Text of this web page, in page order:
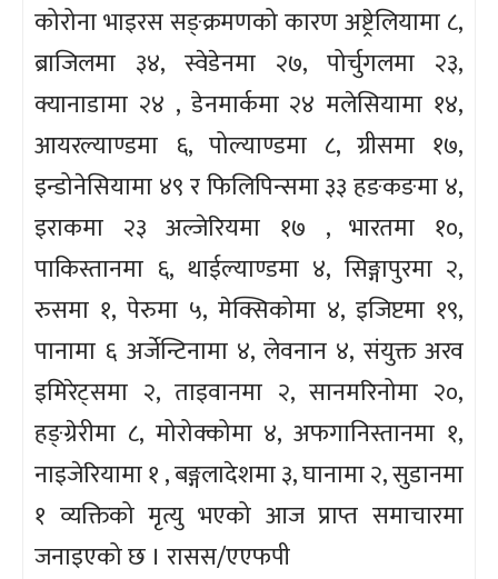
कोरोना भाइरस सङ्क्रमणको कारण अष्ट्रेलियामा ८,
ब्राजिलमा ३४, स्वेडेनमा २७, पोर्चुगलमा २३,
क्यानाडामा २४ , डेनमार्कमा २४ मलेसियामा १४,
आयरल्याण्डमा ६, पोल्याण्डमा ८, ग्रीसमा १७,
इन्डोनेसियामा ४९ र फिलिपिन्समा ३३ हङकङमा ४,
इराकमा २३ अल्जेरियमा १७ , भारतमा १०,
पाकिस्तानमा ६, थाईल्याण्डमा ४, सिङ्गापुरमा २,
रुसमा १, पेरुमा ५, मेक्सिकोमा ४, इजिप्टमा १९,
पानामा ६ अर्जेन्टिनामा ४, लेवनान ४, संयुक्त अरव
इमिरेट्समा २, ताइवानमा २, सानमरिनोमा २०,
हङ्ग्रेरीमा ८, मोरोक्कोमा ४, अफगानिस्तानमा १,
नाइजेरियामा १ , बङ्गलादेशमा ३, घानामा २, सुडानमा
१ व्यक्तिको मृत्यु भएको आज प्राप्त समाचारमा
जनाइएको छ । रासस/एएफपी